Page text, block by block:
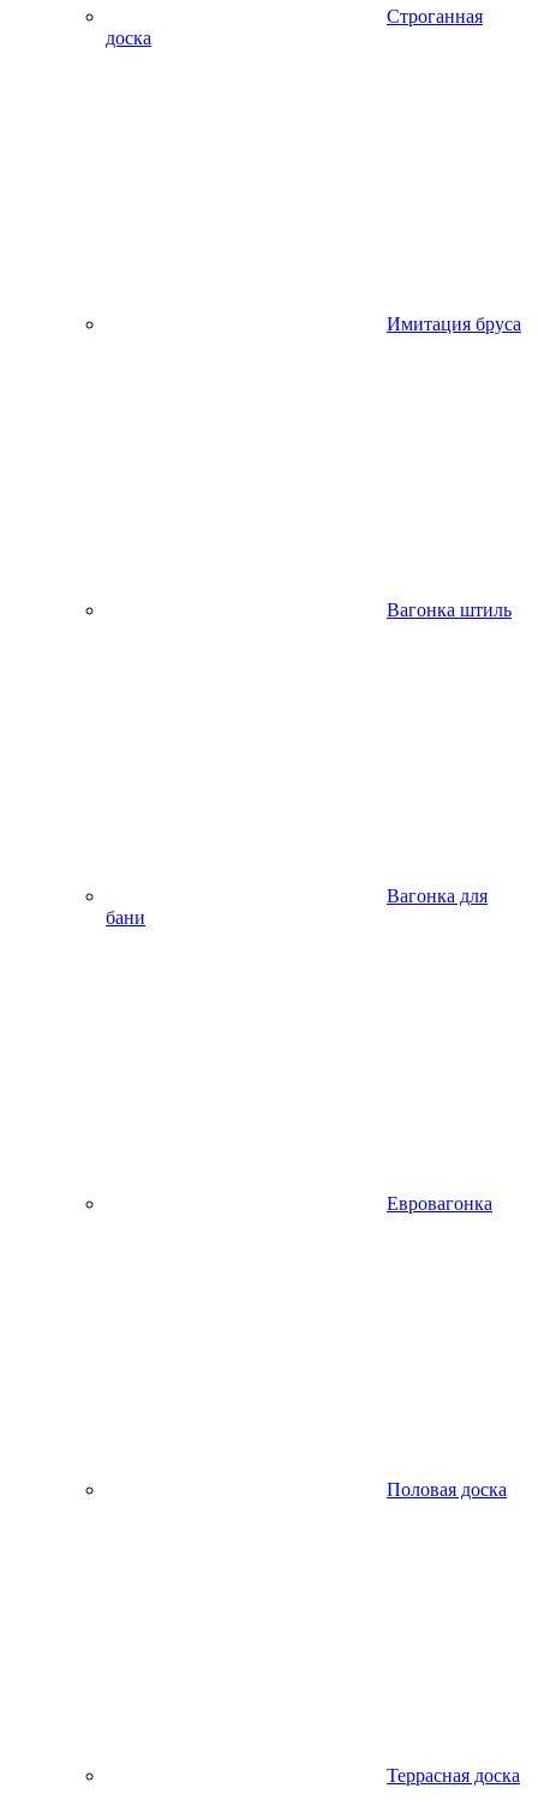
Строганная
доска
Имитация бруса
Вагонка штиль
Вагонка для
бани
Евровагонка
Половая доска
Террасная доска